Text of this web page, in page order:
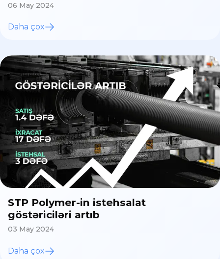
06 May 2024
Daha çox
STP Polymer-in istehsalat
göstəriciləri artıb
03 May 2024
Daha çox